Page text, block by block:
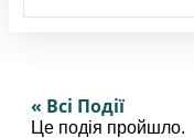
« Всі Події
Це подія пройшло.